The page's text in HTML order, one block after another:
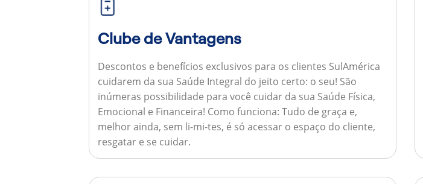
Clube de Vantagens
Descontos e benefícios exclusivos para os clientes SulAmérica
cuidarem da sua Saúde Integral do jeito certo: o seu! São
inúmeras possibilidade para você cuidar da sua Saúde Física,
Emocional e Financeira! Como funciona: Tudo de graça e,
melhor ainda, sem li-mi-tes, é só acessar o espaço do cliente,
resgatar e se cuidar.